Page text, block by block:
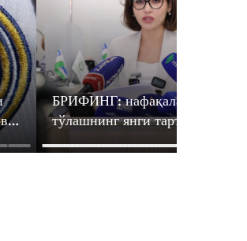
БРИФИНГ: нафақалар
тўлашнинг янги тартиби
жорий этилади